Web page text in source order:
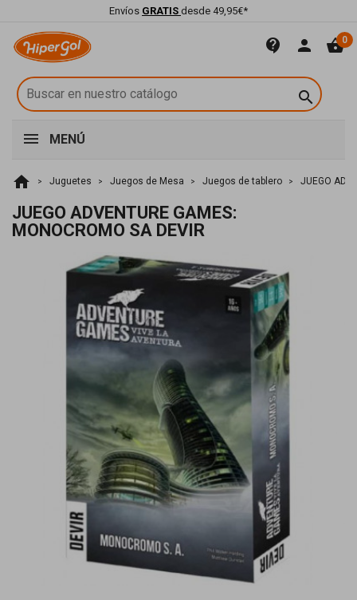
Envíos GRATIS desde 49,95€*
contact_support person shopping_basket0

MENÚ
home Juguetes Juegos de Mesa Juegos de tablero JUEGO
JUEGO ADVENTURE GAMES:
MONOCROMO SA DEVIR